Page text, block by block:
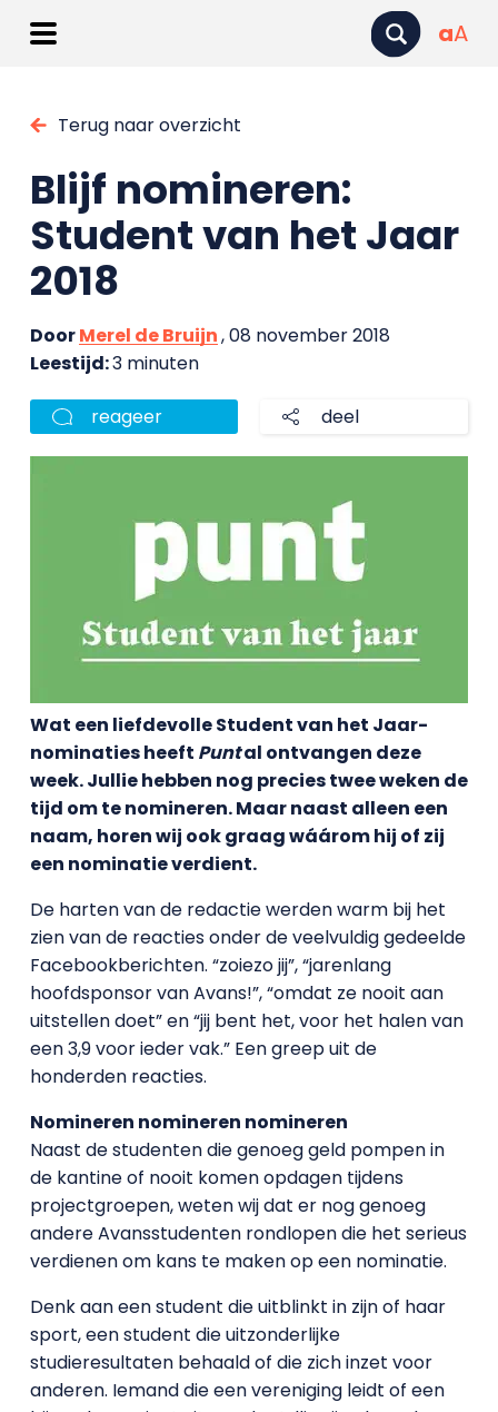
aA
Terug naar overzicht
Blijf nomineren:
Student van het Jaar
2018
DoorMerel de Bruijn, 08 november 2018
Leestijd:3 minuten
reageer deel
Wat een liefdevolle Student van het Jaar-
nominaties heeft Puntal ontvangen deze
week. Jullie hebben nog precies twee weken de
tijd om te nomineren. Maar naast alleen een
naam, horen wij ook graag wáárom hij of zij
een nominatie verdient.
De harten van de redactie werden warm bij het
zien van de reacties onder de veelvuldig gedeelde
Facebookberichten. “zoiezo jij”, “jarenlang
hoofdsponsor van Avans!”, “omdat ze nooit aan
uitstellen doet” en “jij bent het, voor het halen van
een 3,9 voor ieder vak.” Een greep uit de
honderden reacties.
Nomineren nomineren nomineren
Naast de studenten die genoeg geld pompen in
de kantine of nooit komen opdagen tijdens
projectgroepen, weten wij dat er nog genoeg
andere Avansstudenten rondlopen die het serieus
verdienen om kans te maken op een nominatie.
Denk aan een student die uitblinkt in zijn of haar
sport, een student die uitzonderlijke
studieresultaten behaald of die zich inzet voor
anderen. Iemand die een vereniging leidt of een